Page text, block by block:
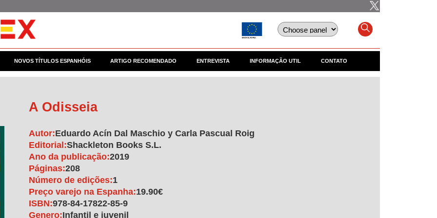
NOVOS TÍTULOS ESPANHÓIS ARTIGO RECOMENDADO ENTREVISTA INFORMAÇÃO UTIL CONTATO
A Odisseia
Autor:Eduardo Acín Dal Maschio y Carla Pascual Roig
Editorial:Shackleton Books S.L.
Ano da publicação:2019
Páginas:208
Número de edições:1
Preço varejo na Espanha:19.90€
ISBN:978-84-17822-85-9
Genero:Infantil e juvenil